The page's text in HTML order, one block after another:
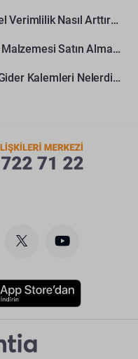
Maden Ocaklarında Operasyonel Verimlilik Nasıl Arttırılır?
Müteahhitler İçin Toptan İnşaat Malzemesi Satın Alma Rehberi
Maden Ocaklarında En Yüksek Gider Kalemleri Nelerdir?